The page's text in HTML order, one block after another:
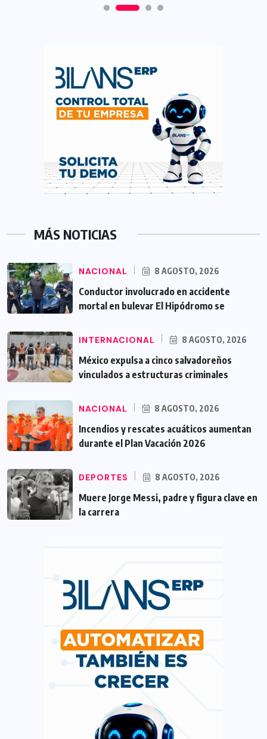
MÁS NOTICIAS
NACIONAL 8 AGOSTO, 2026
Conductor involucrado en accidente
mortal en bulevar El Hipódromo se
INTERNACIONAL 8 AGOSTO, 2026
México expulsa a cinco salvadoreños
vinculados a estructuras criminales
NACIONAL 8 AGOSTO, 2026
Incendios y rescates acuáticos aumentan
durante el Plan Vacación 2026
DEPORTES 8 AGOSTO, 2026
Muere Jorge Messi, padre y figura clave en
la carrera